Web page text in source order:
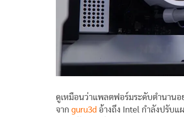
ดูเหมือนว่าแพลตฟอร์มระดับตำนานอ
จาก guru3d อ้างถึง Intel กำลังปรับแ